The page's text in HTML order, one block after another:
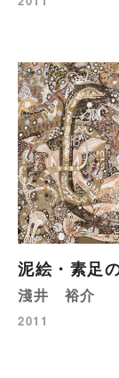
泥絵・素足
淺井 裕介
2011